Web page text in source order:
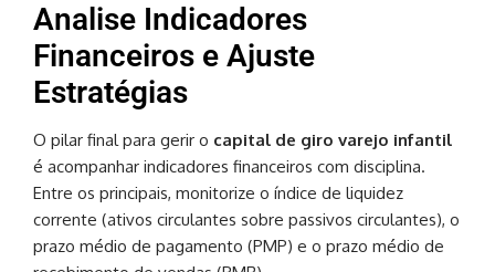
Analise Indicadores
Financeiros e Ajuste
Estratégias
O pilar final para gerir o capital de giro varejo infantil
é acompanhar indicadores financeiros com disciplina.
Entre os principais, monitorize o índice de liquidez
corrente (ativos circulantes sobre passivos circulantes), o
prazo médio de pagamento (PMP) e o prazo médio de